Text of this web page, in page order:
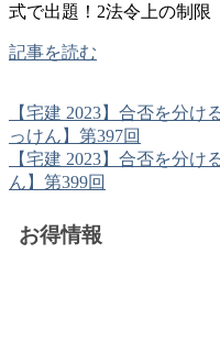
式で出題！2法令上の制限
記事を読む
【宅建 2023】合否を分
っけん】第397回
【宅建 2023】合否を分
ん】第399回
お得情報